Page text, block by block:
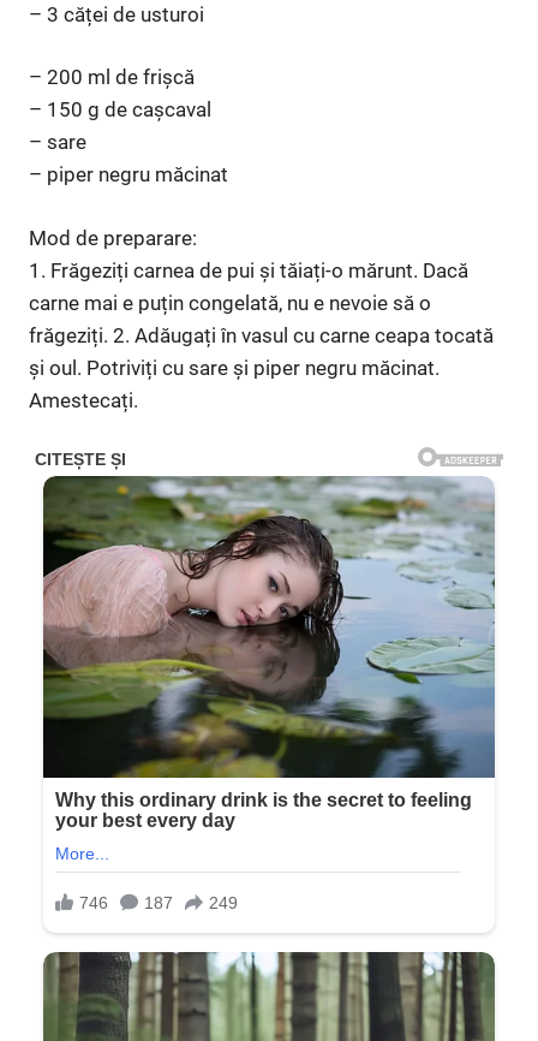
– 3 căței de usturoi
– 200 ml de frișcă
– 150 g de cașcaval
– sare
– piper negru măcinat
Mod de preparare:
1. Frăgeziți carnea de pui și tăiați-o mărunt. Dacă
carne mai e puțin congelată, nu e nevoie să o
frăgeziți. 2. Adăugați în vasul cu carne ceapa tocată
și oul. Potriviți cu sare și piper negru măcinat.
Amestecați.